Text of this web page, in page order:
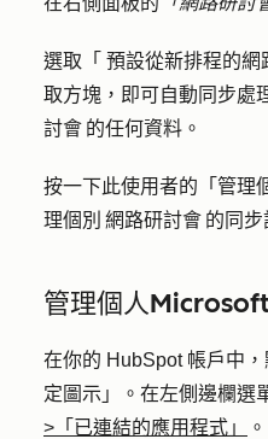
選取「 預設從新排程的網
取方塊，即可自動同步處
討會 的任何資料。
按一下此使用者的「管理
理個別 網路研討會 的同步
管理個人
在你的 HubSpot 帳戶中
定圖示」。在左側邊欄選
>「已連結的應用程式」
。